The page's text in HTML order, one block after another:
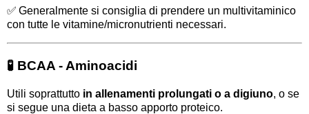
✅ Generalmente si consiglia di prendere un multivitaminico
con tutte le vitamine/micronutrienti necessari.
🧪 BCAA - Aminoacidi
Utili soprattutto in allenamenti prolungati o a digiuno, o se
si segue una dieta a basso apporto proteico.